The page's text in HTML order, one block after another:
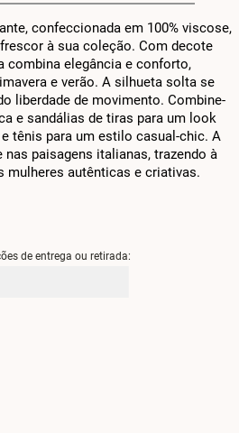
confeccionada em 100% viscose,
à sua coleção. Com decote
combina elegância e conforto,
e verão. A silhueta solta se
liberdade de movimento. Combine-
e sandálias de tiras para um look
tênis para um estilo casual-chic. A
paisagens italianas, trazendo à
mulheres autênticas e criativas.
de entrega ou retirada: